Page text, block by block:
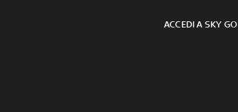
ACCEDI A SKY GO